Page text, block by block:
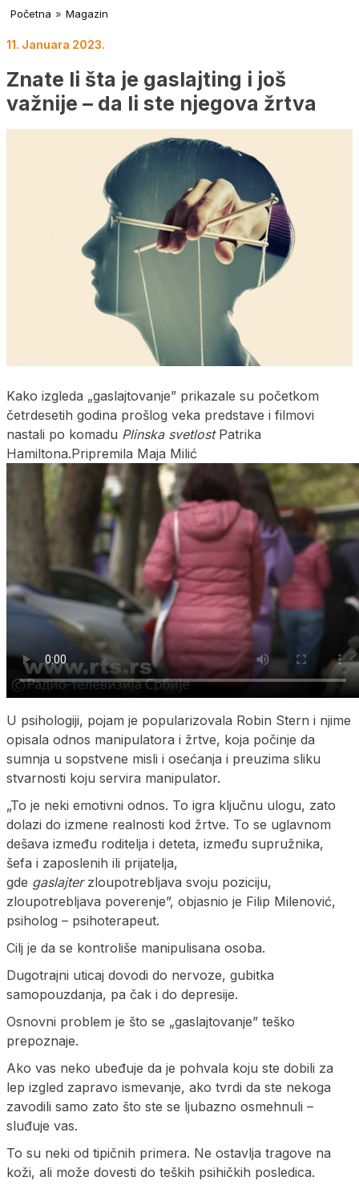
Početna » Magazin
11. Januara 2023.
Znate li šta je gaslajting i još
važnije – da li ste njegova žrtva
Kako izgleda „gaslajtovanje” prikazale su početkom
četrdesetih godina prošlog veka predstave i filmovi
nastali po komadu Plinska svetlostPatrika
Hamiltona.Pripremila Maja Milić
U psihologiji, pojam je popularizovala Robin Stern i njime
opisala odnos manipulatora i žrtve, koja počinje da
sumnja u sopstvene misli i osećanja i preuzima sliku
stvarnosti koju servira manipulator.
„To je neki emotivni odnos. To igra ključnu ulogu, zato
dolazi do izmene realnosti kod žrtve. To se uglavnom
dešava između roditelja i deteta, između supružnika,
šefa i zaposlenih ili prijatelja,
gde gaslajter zloupotrebljava svoju poziciju,
zloupotrebljava poverenje”, objasnio je Filip Milenović,
psiholog – psihoterapeut.
Cilj je da se kontroliše manipulisana osoba.
Dugotrajni uticaj dovodi do nervoze, gubitka
samopouzdanja, pa čak i do depresije.
Osnovni problem je što se „gaslajtovanje” teško
prepoznaje.
Ako vas neko ubeđuje da je pohvala koju ste dobili za
lep izgled zapravo ismevanje, ako tvrdi da ste nekoga
zavodili samo zato što ste se ljubazno osmehnuli –
sluđuje vas.
To su neki od tipičnih primera. Ne ostavlja tragove na
koži, ali može dovesti do teških psihičkih posledica.